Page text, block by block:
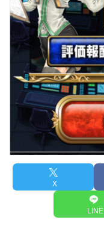
X
LINE